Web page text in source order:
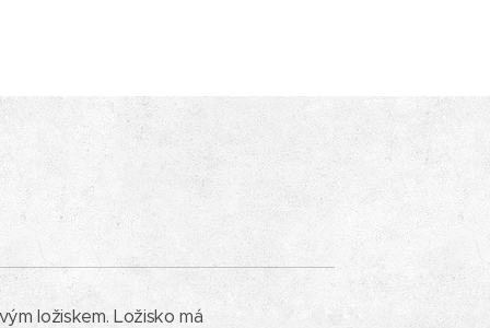
ložiskem. Ložisko má